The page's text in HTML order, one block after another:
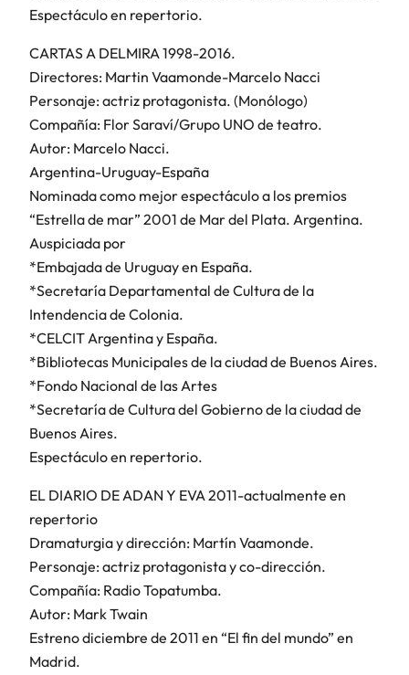
Espectáculo en repertorio.
CARTAS A DELMIRA 1998-2016.
Directores: Martin Vaamonde-Marcelo Nacci
Personaje: actriz protagonista. (Monólogo)
Compañía: Flor Saraví/Grupo UNO de teatro.
Autor: Marcelo Nacci.
Argentina-Uruguay-España
Nominada como mejor espectáculo a los premios
“Estrella de mar” 2001 de Mar del Plata. Argentina.
Auspiciada por
*Embajada de Uruguay en España.
*Secretaría Departamental de Cultura de la
Intendencia de Colonia.
*CELCIT Argentina y España.
*Bibliotecas Municipales de la ciudad de Buenos Aires.
*Fondo Nacional de las Artes
*Secretaría de Cultura del Gobierno de la ciudad de
Buenos Aires.
Espectáculo en repertorio.
EL DIARIO DE ADAN Y EVA 2011-actualmente en
repertorio
Dramaturgia y dirección: Martín Vaamonde.
Personaje: actriz protagonista y co-dirección.
Compañía: Radio Topatumba.
Autor: Mark Twain
Estreno diciembre de 2011 en “El fin del mundo” en
Madrid.